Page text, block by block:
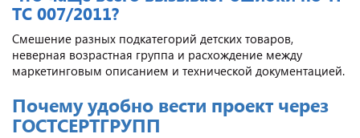
ТС 007/2011?
Смешение разных подкатегорий детских товаров,
неверная возрастная группа и расхождение между
маркетинговым описанием и технической документацией.
Почему удобно вести проект через
ГОСТСЕРТГРУПП